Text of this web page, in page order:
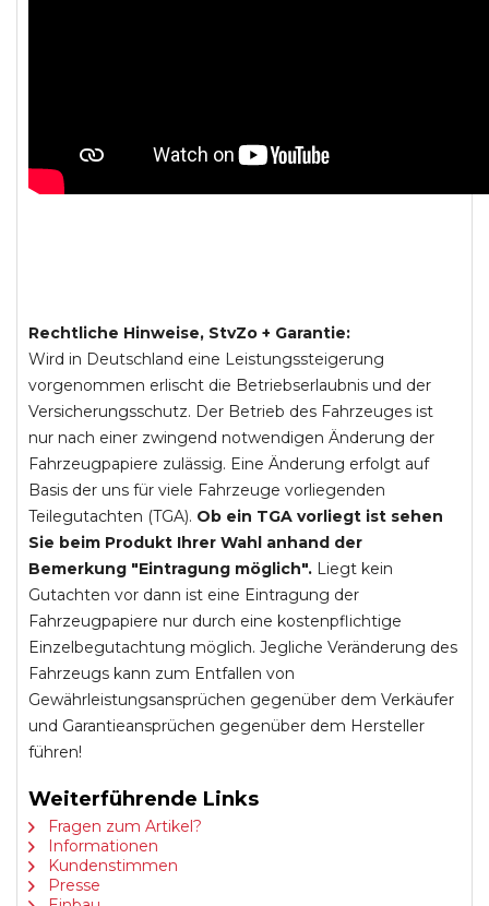
Rechtliche Hinweise, StvZo + Garantie:
Wird in Deutschland eine Leistungssteigerung
vorgenommen erlischt die Betriebserlaubnis und der
Versicherungsschutz. Der Betrieb des Fahrzeuges ist
nur nach einer zwingend notwendigen Änderung der
Fahrzeugpapiere zulässig. Eine Änderung erfolgt auf
Basis der uns für viele Fahrzeuge vorliegenden
Teilegutachten (TGA). Ob ein TGA vorliegt ist sehen
Sie beim Produkt Ihrer Wahl anhand der
Bemerkung "Eintragung möglich". Liegt kein
Gutachten vor dann ist eine Eintragung der
Fahrzeugpapiere nur durch eine kostenpflichtige
Einzelbegutachtung möglich. Jegliche Veränderung des
Fahrzeugs kann zum Entfallen von
Gewährleistungsansprüchen gegenüber dem Verkäufer
und Garantieansprüchen gegenüber dem Hersteller
führen!
Weiterführende Links
Fragen zum Artikel?
Informationen
Kundenstimmen
Presse